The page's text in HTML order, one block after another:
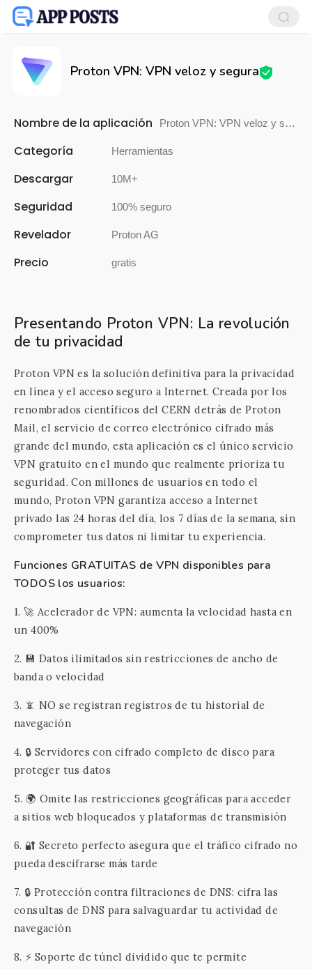
Proton VPN: VPN veloz y segura
Nombre de la aplicación Proton VPN: VPN veloz y segura
Categoría Herramientas
Descargar 10M+
Seguridad 100% seguro
Revelador Proton AG
Precio gratis
Presentando Proton VPN: La revolución
de tu privacidad
Proton VPN es la solución definitiva para la privacidad
en línea y el acceso seguro a Internet. Creada por los
renombrados científicos del CERN detrás de Proton
Mail, el servicio de correo electrónico cifrado más
grande del mundo, esta aplicación es el único servicio
VPN gratuito en el mundo que realmente prioriza tu
seguridad. Con millones de usuarios en todo el
mundo, Proton VPN garantiza acceso a Internet
privado las 24 horas del día, los 7 días de la semana, sin
comprometer tus datos ni limitar tu experiencia.
Funciones GRATUITAS de VPN disponibles para
TODOS los usuarios:
1. 🚀 Acelerador de VPN: aumenta la velocidad hasta en
un 400%
2. 💾 Datos ilimitados sin restricciones de ancho de
banda o velocidad
3. 📵 NO se registran registros de tu historial de
navegación
4. 🔒 Servidores con cifrado completo de disco para
proteger tus datos
5. 🌍 Omite las restricciones geográficas para acceder
a sitios web bloqueados y plataformas de transmisión
6. 🔐 Secreto perfecto asegura que el tráfico cifrado no
pueda descifrarse más tarde
7. 🔒 Protección contra filtraciones de DNS: cifra las
consultas de DNS para salvaguardar tu actividad de
navegación
8. ⚡ Soporte de túnel dividido que te permite